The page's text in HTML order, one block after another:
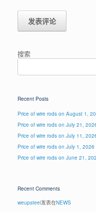
搜索
Recent Posts
Price of wire rods on August 1,
Price of wire rods on July 21,
Price of wire rods on July 11,
Price of wire rods on July 1,
Price of wire rods on June 21,
Recent Comments
weupsteel发表在NEWS